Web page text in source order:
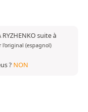
suite à
l'original (espagnol)
? NON